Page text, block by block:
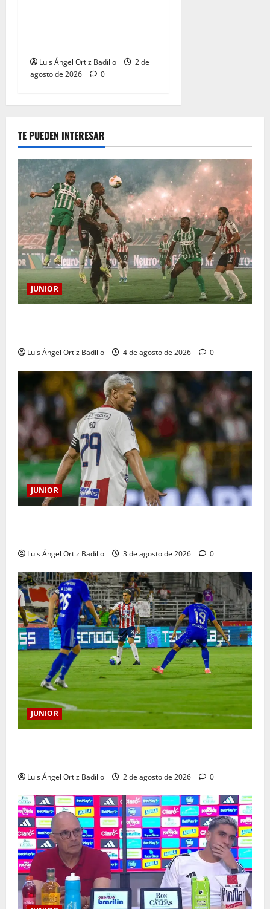
Luis Ángel Ortiz Badillo
2 de
agosto de 2026
0
TE PUEDEN INTERESAR
JUNIOR
Luis Ángel Ortiz Badillo 4 de agosto de 2026 0
JUNIOR
Luis Ángel Ortiz Badillo 3 de agosto de 2026 0
JUNIOR
Luis Ángel Ortiz Badillo 2 de agosto de 2026 0